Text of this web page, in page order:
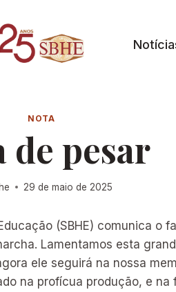
NOTA
de pesar
29 de maio de 2025
(SBHE) comunica o
Lamentamos esta
ele seguirá na nossa
na profícua produção, e na